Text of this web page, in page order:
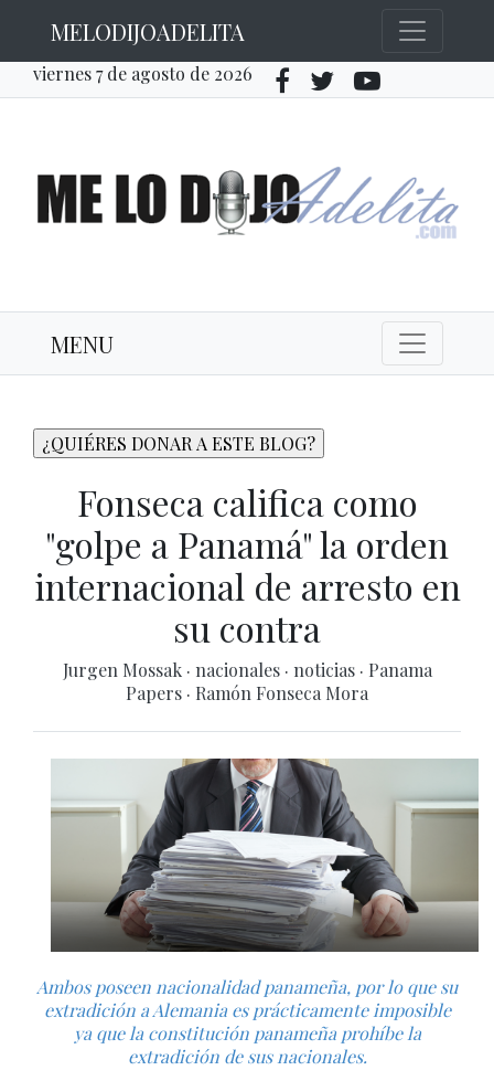
MELODIJOADELITA
viernes 7 de agosto de 2026
MENU
Fonseca califica como
"golpe a Panamá" la orden
internacional de arresto en
su contra
Jurgen Mossak · nacionales · noticias · Panama
Papers · Ramón Fonseca Mora
Ambos poseen nacionalidad panameña, por lo que su
extradición a Alemania es prácticamente imposible
ya que la constitución panameña prohíbe la
extradición de sus nacionales.